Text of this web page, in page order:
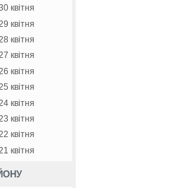
квітня
квітня
квітня
квітня
квітня
квітня
квітня
квітня
квітня
квітня